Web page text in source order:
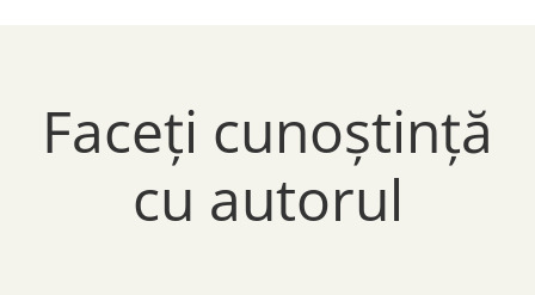
Faceți cunoștință
cu autorul